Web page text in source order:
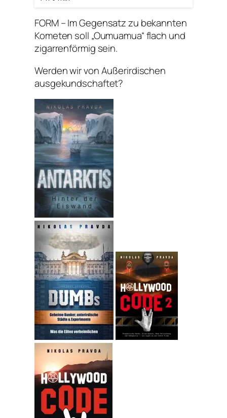
FORM – Im Gegensatz zu bekannten
Kometen soll „Oumuamua“ flach und
zigarrenförmig sein.
Werden wir von Außerirdischen
ausgekundschaftet?